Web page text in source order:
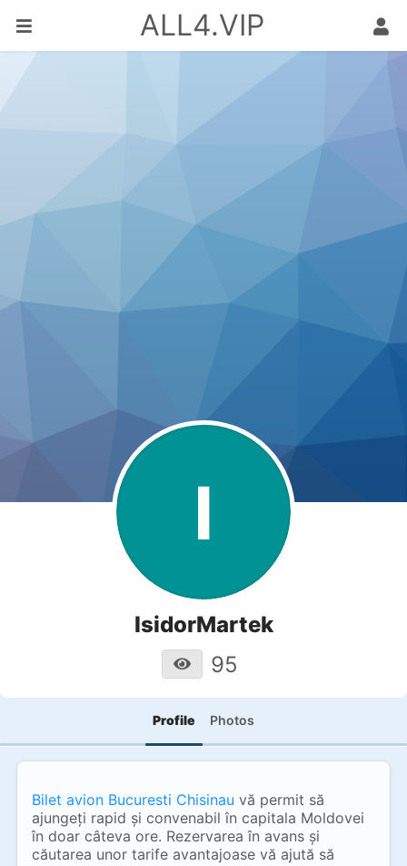
ALL4.VIP
I
IsidorMartek
95
Profile Photos
Bilet avion Bucuresti Chisinau vă permit să
ajungeți rapid și convenabil în capitala Moldovei
în doar câteva ore. Rezervarea în avans și
căutarea unor tarife avantajoase vă ajută să